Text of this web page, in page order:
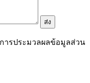
รประมวลผลข้อมูลส่วน